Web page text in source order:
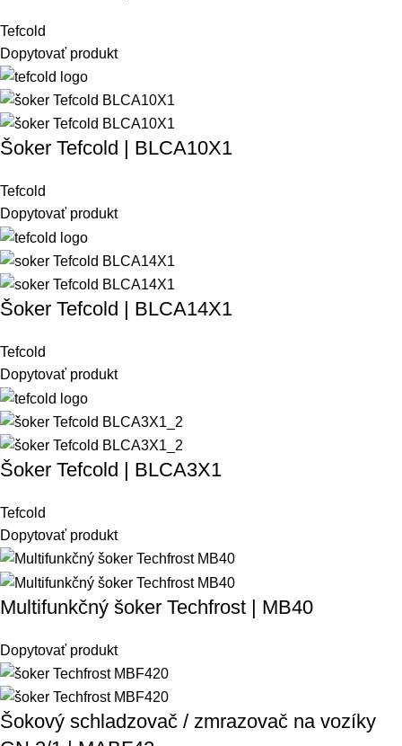
Tefcold
Dopytovať produkt
Šoker Tefcold | BLCA10X1
Tefcold
Dopytovať produkt
Šoker Tefcold | BLCA14X1
Tefcold
Dopytovať produkt
Šoker Tefcold | BLCA3X1
Tefcold
Dopytovať produkt
Multifunkčný šoker Techfrost | MB40
Dopytovať produkt
Šokový schladzovač / zmrazovač na vozíky